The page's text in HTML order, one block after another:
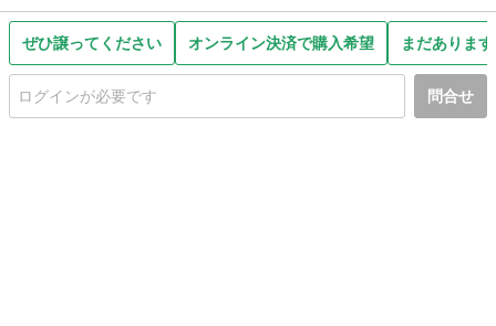
ぜひ譲ってください オンライン決済で購入希望 まだありま
問合せ